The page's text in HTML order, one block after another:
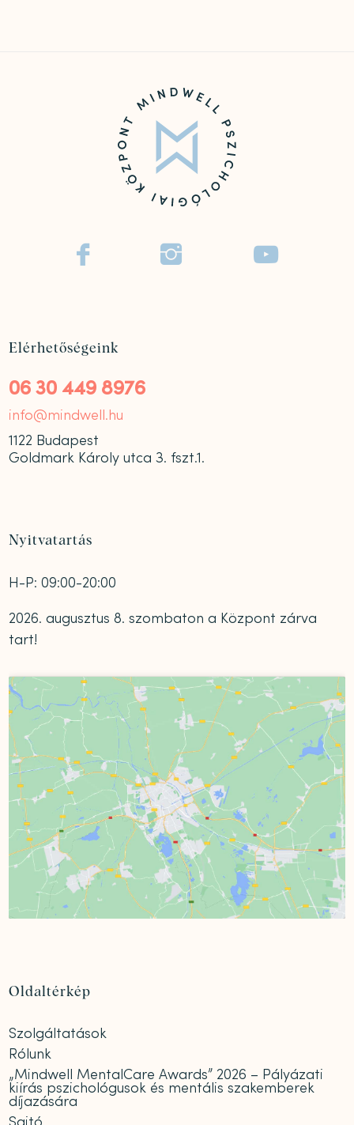
  
Elérhetőségeink
06 30 449 8976
info@mindwell.hu
1122 Budapest
Goldmark Károly utca 3. fszt.1.
Nyitvatartás
H-P: 09:00-20:00
2026. augusztus 8. szombaton a Központ zárva
tart!
Oldaltérkép
Szolgáltatások
Rólunk
„Mindwell MentalCare Awards” 2026 – Pályázati
kiírás pszichológusok és mentális szakemberek
díjazására